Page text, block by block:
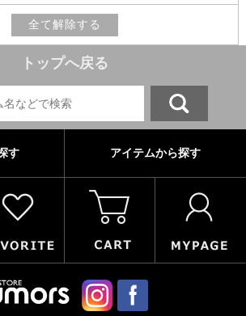
全て解除する
トップへ戻る
す アイテムから探す